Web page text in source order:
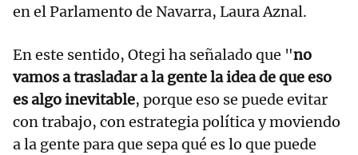
en el Parlamento de Navarra, Laura Aznal.
En este sentido, Otegi ha señalado que "no
vamos a trasladar a la gente la idea de que eso
es algo inevitable, porque eso se puede evitar
con trabajo, con estrategia política y moviendo
a la gente para que sepa qué es lo que puede